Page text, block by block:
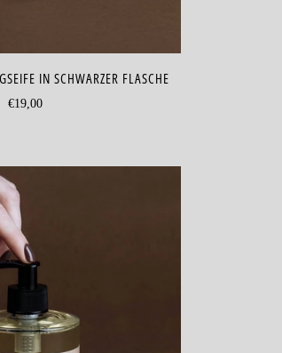
IN SCHWARZER FLASCHE
€19,00